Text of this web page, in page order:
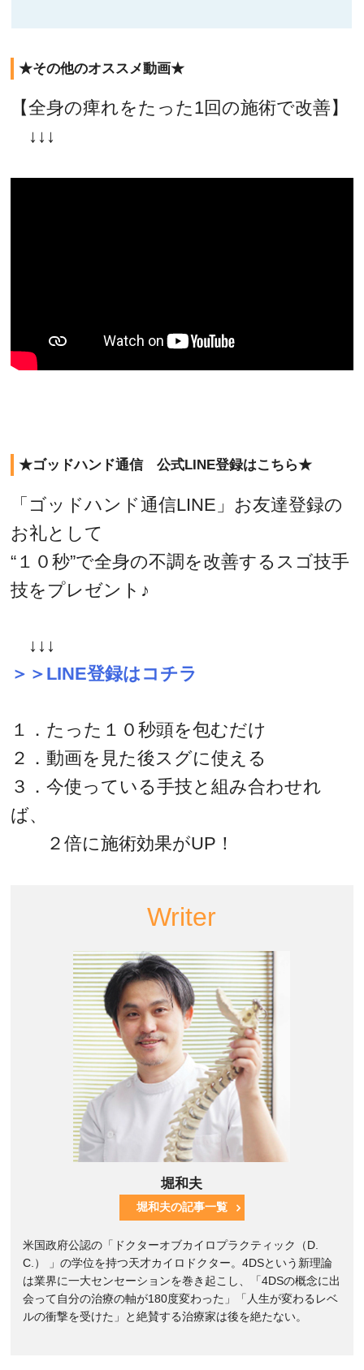
★その他のオススメ動画★
【全身の痺れをたった1回の施術で改善】
↓↓↓
★ゴッドハンド通信 公式LINE登録はこちら★
「ゴッドハンド通信LINE」お友達登録の
お礼として
“１０秒”で全身の不調を改善するスゴ技手
技をプレゼント♪
↓↓↓
＞＞LINE登録はコチラ
１．たった１０秒頭を包むだけ
２．動画を見た後スグに使える
３．今使っている手技と組み合わせれ
ば、
２倍に施術効果がUP！
Writer
堀和夫
堀和夫の記事一覧
米国政府公認の「ドクターオブカイロプラクティック（D.
C.） 」の学位を持つ天才カイロドクター。4DSという新理論
は業界に一大センセーションを巻き起こし、「4DSの概念に出
会って自分の治療の軸が180度変わった」「人生が変わるレベ
ルの衝撃を受けた」と絶賛する治療家は後を絶たない。